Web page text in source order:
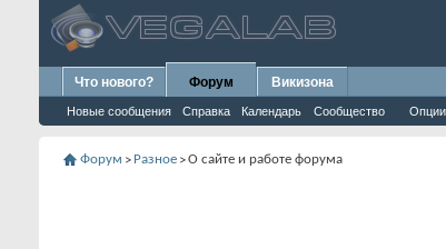
Что нового? Форум
Новые сообщения Справка Календарь Сообщество
Викизона
Форум > Разное >О сайте и работе форума